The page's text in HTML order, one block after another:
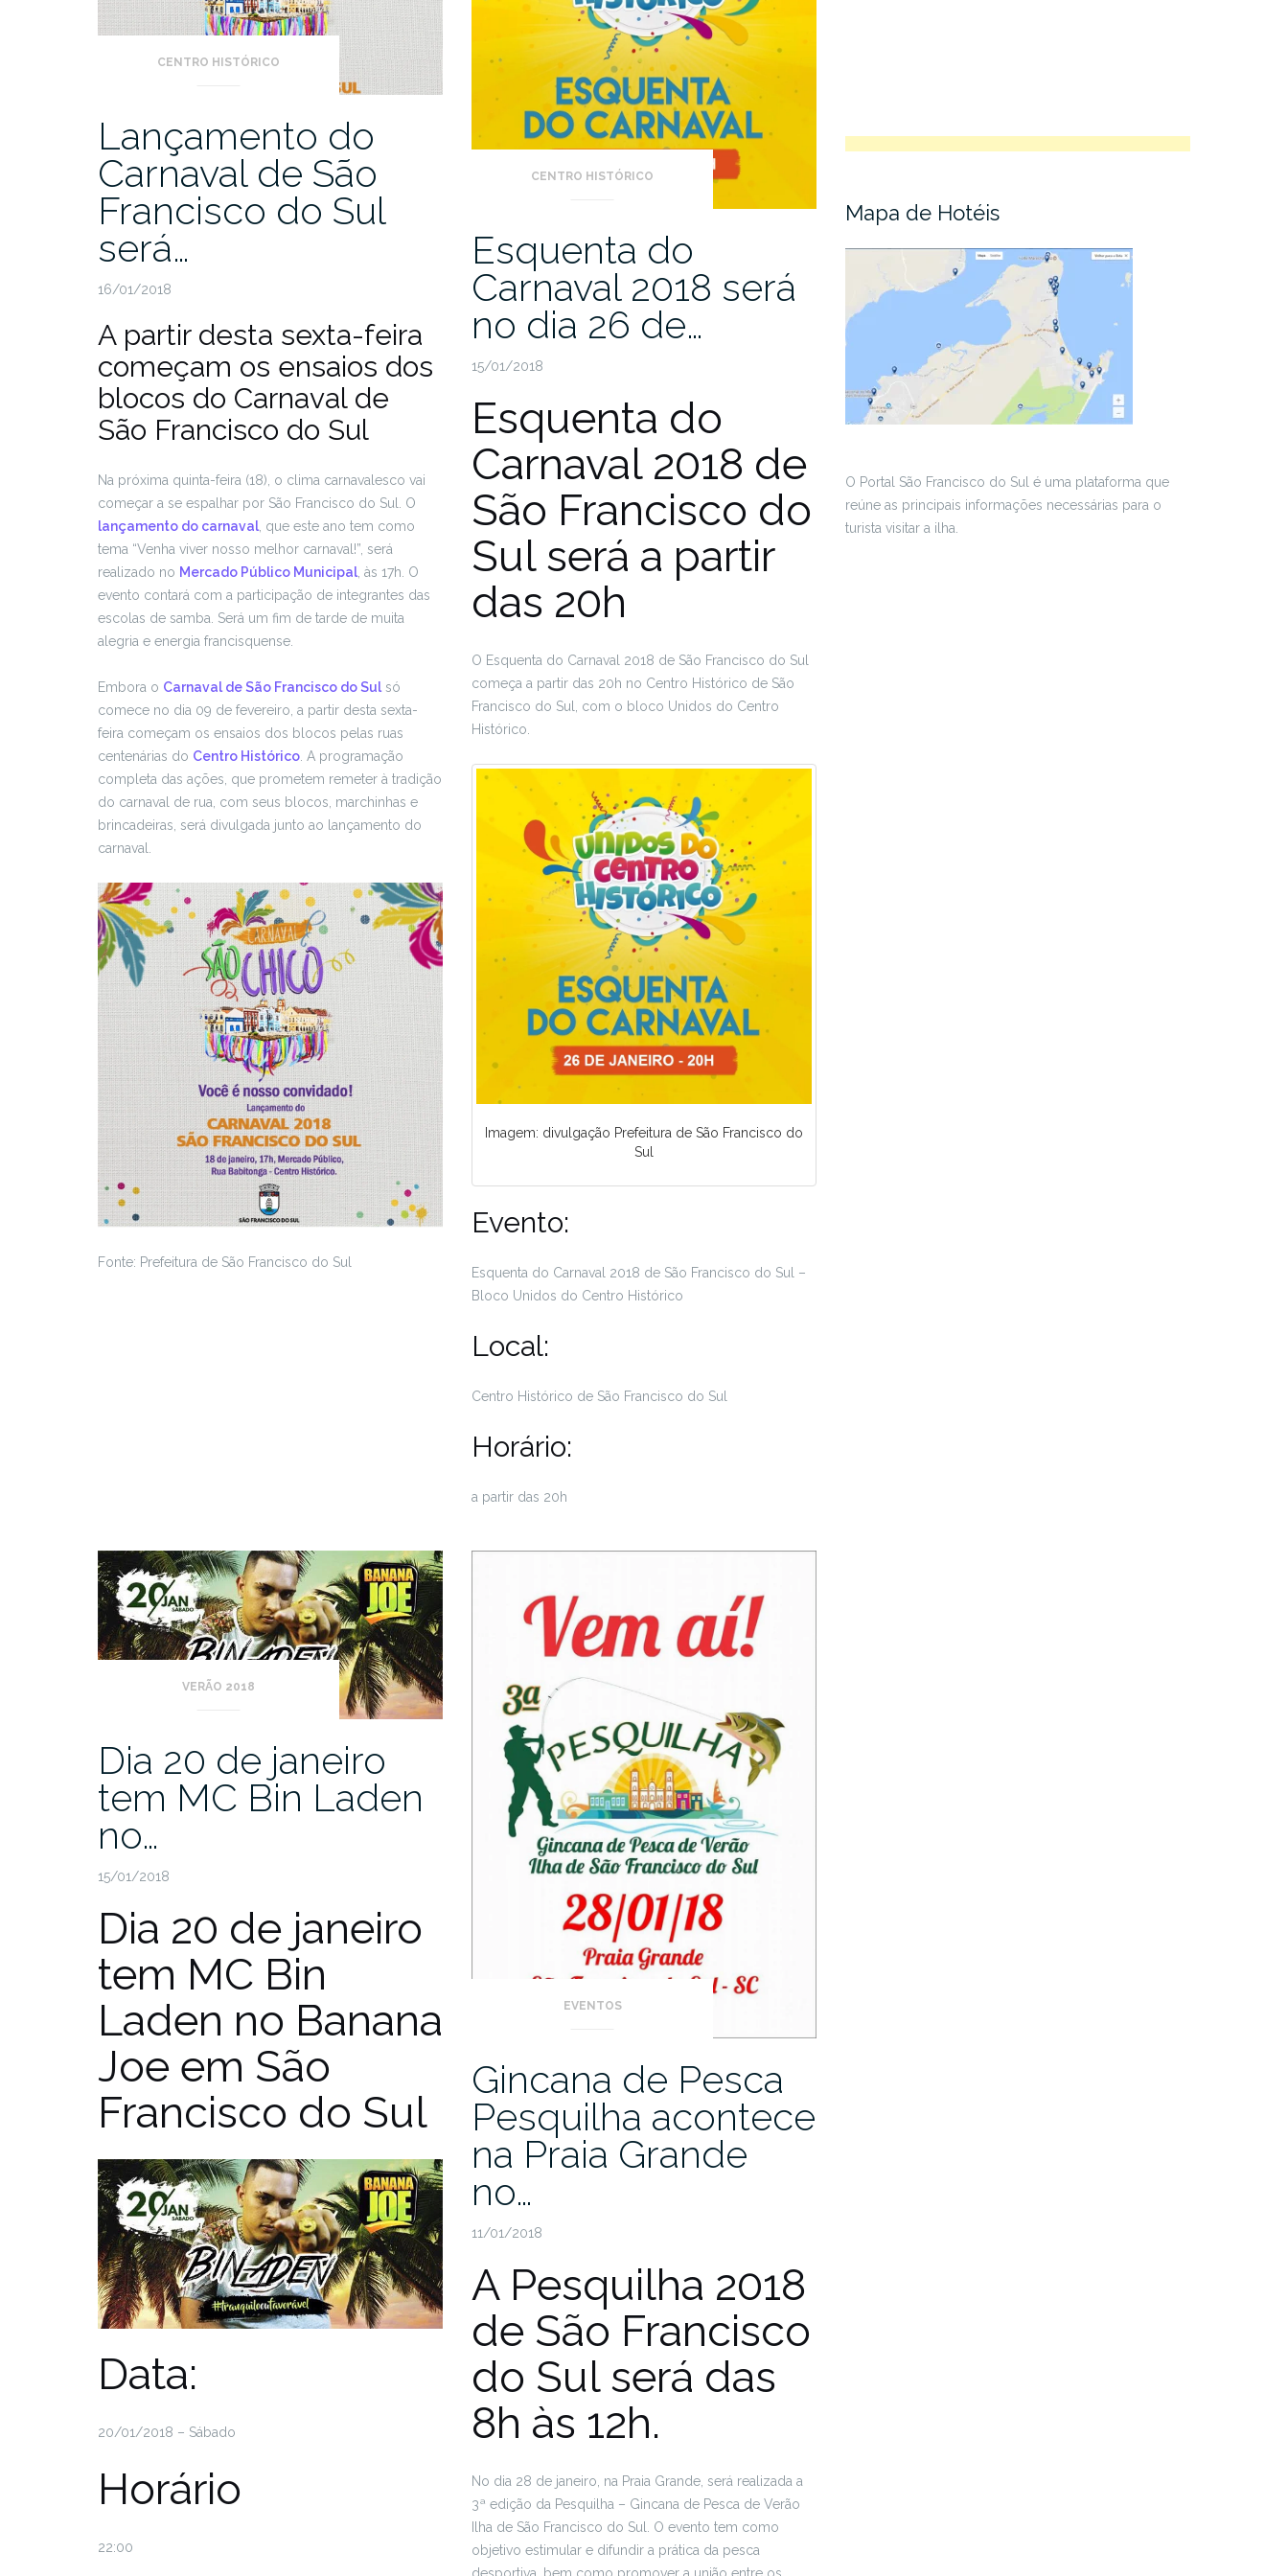
CENTRO HISTÓRICO
Lançamento do
Carnaval de São
Francisco do Sul
será…
16/01/2018
A partir desta sexta-feira
começam os ensaios dos
blocos do Carnaval de
São Francisco do Sul
Na próxima quinta-feira (18), o clima carnavalesco vai
começar a se espalhar por São Francisco do Sul. O
lançamento do carnaval , que este ano tem como
tema “Venha viver nosso melhor carnaval!”, será
realizado no Mercado Público Municipal , às 17h. O
evento contará com a participação de integrantes das
escolas de samba. Será um fim de tarde de muita
alegria e energia francisquense.
Embora o Carnaval de São Francisco do Sul só
comece no dia 09 de fevereiro, a partir desta sexta-
feira começam os ensaios dos blocos pelas ruas
centenárias do Centro Histórico . A programação
completa das ações, que prometem remeter à tradição
do carnaval de rua, com seus blocos, marchinhas e
brincadeiras, será divulgada junto ao lançamento do
carnaval.
Fonte: Prefeitura de São Francisco do Sul
CENTRO HISTÓRICO
Esquenta do
Carnaval 2018 será
no dia 26 de…
15/01/2018
Esquenta do
Carnaval 2018 de
São Francisco do
Sul será a partir
das 20h
O Esquenta do Carnaval 2018 de São Francisco do Sul
começa a partir das 20h no Centro Histórico de São
Francisco do Sul, com o bloco Unidos do Centro
Histórico.
Imagem: divulgação Prefeitura de São Francisco do
Sul
Evento:
Esquenta do Carnaval 2018 de São Francisco do Sul –
Bloco Unidos do Centro Histórico
Local:
Centro Histórico de São Francisco do Sul
Horário:
a partir das 20h
VERÃO 2018
Dia 20 de janeiro
tem MC Bin Laden
no…
15/01/2018
Dia 20 de janeiro
tem MC Bin
Laden no Banana
Joe em São
Francisco do Sul
Data:
20/01/2018 – Sábado
Horário
22:00
EVENTOS
Gincana de Pesca
Pesquilha acontece
na Praia Grande
no…
11/01/2018
A Pesquilha 2018
de São Francisco
do Sul será das
8h às 12h.
No dia 28 de janeiro, na Praia Grande, será realizada a
3ª edição da Pesquilha – Gincana de Pesca de Verão
Ilha de São Francisco do Sul. O evento tem como
objetivo estimular e difundir a prática da pesca
desportiva, bem como promover a união entre os
Mapa de Hotéis
O Portal São Francisco do Sul é uma plataforma que
reúne as principais informações necessárias para o
turista visitar a ilha.